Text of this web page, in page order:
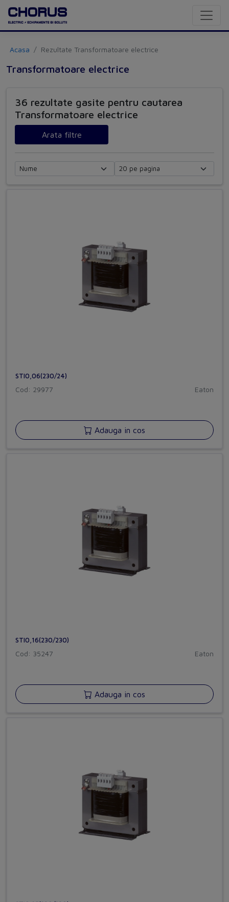
Acasa Rezultate Transformatoare electrice
Transformatoare electrice
36 rezultate gasite pentru cautarea
Transformatoare electrice
Arata filtre
STI0,06(230/24)
Cod: 29977 Eaton
Adauga in cos
STI0,16(230/230)
Cod: 35247 Eaton
Adauga in cos